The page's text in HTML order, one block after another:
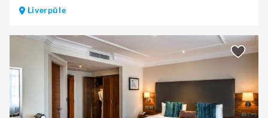
Liverpūle